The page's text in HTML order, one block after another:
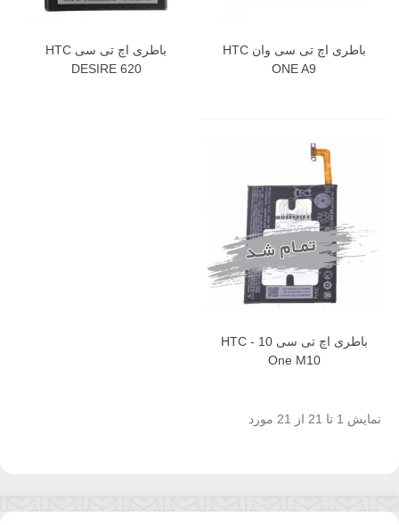
باطری اچ تی سی وان HTC
ONE A9
باطری اچ تی سی HTC
DESIRE 620
باطری اچ تی سی 10 - HTC
One M10
نمایش 1 تا 21 از 21 مورد